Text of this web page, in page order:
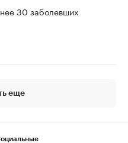
30 заболевших
еще